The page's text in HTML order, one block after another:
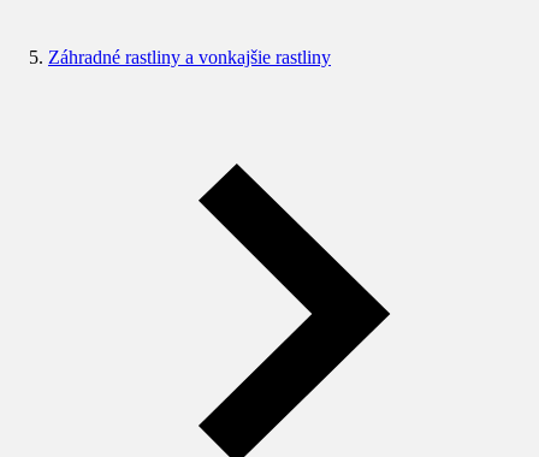
Záhradné rastliny a vonkajšie rastliny